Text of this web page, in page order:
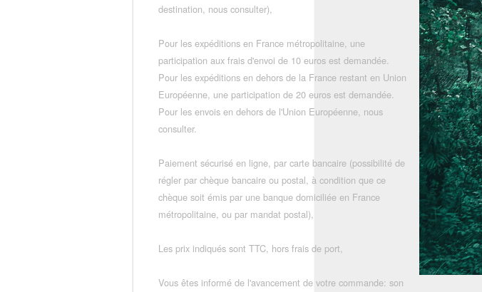
destination, nous consulter),
Pour les expéditions en France métropolitaine, une
participation aux frais d'envoi de 10 euros est demandée.
Pour les expéditions en dehors de la France restant en Union
Européenne, une participation de 20 euros est demandée.
Pour les envois en dehors de l'Union Européenne, nous
consulter.
Paiement sécurisé en ligne, par carte bancaire (possibilité de
régler par chèque bancaire ou postal, à condition que ce
chèque soit émis par une banque domiciliée en France
métropolitaine, ou par mandat postal),
Les prix indiqués sont TTC, hors frais de port,
Vous êtes informé de l'avancement de votre commande: son